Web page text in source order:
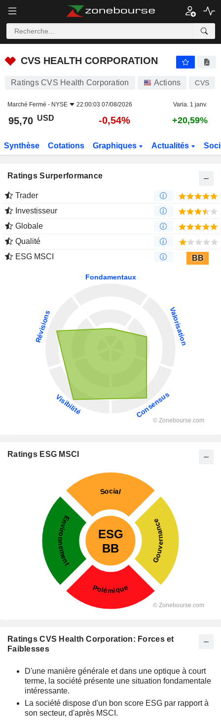
CVS HEALTH CORPORATION
CVS HEALTH CORPORATION
Ratings CVS Health Corporation Actions CVS
Marché Fermé - NYSE 22:00:03 07/08/2026 Varia. 1 janv.
95,70 USD -0,54% +20,59%
Synthèse Cotations Graphiques Actualités
Ratings Surperformance
Trader
Investisseur
Globale
Qualité
ESG MSCI
BB
Ratings ESG MSCI
Ratings CVS Health Corporation: Forces et
Faiblesses
D'une manière générale et dans une optique à court
terme, la société présente une situation fondamentale
intéressante.
La société dispose d'un bon score ESG par rapport à
son secteur, d'après MSCI.